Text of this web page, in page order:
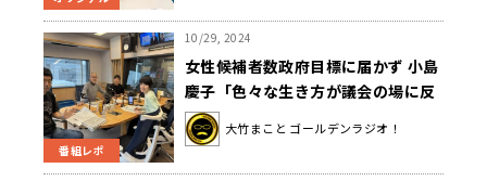
番組レポ
10/29, 2024
女性候補者数政府目標に届かず 小島
慶子「色々な生き方が議会の場に反
映できるようにして欲しい」
大竹まこと ゴールデンラジオ！